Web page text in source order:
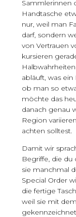
Sammlerinnen
Handtasche
nur, weil man
darf, sondern
von Vertrauen
kursieren
abläuft, was
ob man so
möchte das
danach genau
Region
achten solltest.
Damit wir
Begriffe, die
sie manchmal
Special Order
die fertige
weil sie mit